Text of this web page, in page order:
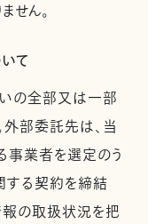
せん。
て
の全部又は一部
外部委託先は、当
事業者を選定のう
する契約を締結
報の取扱状況を把